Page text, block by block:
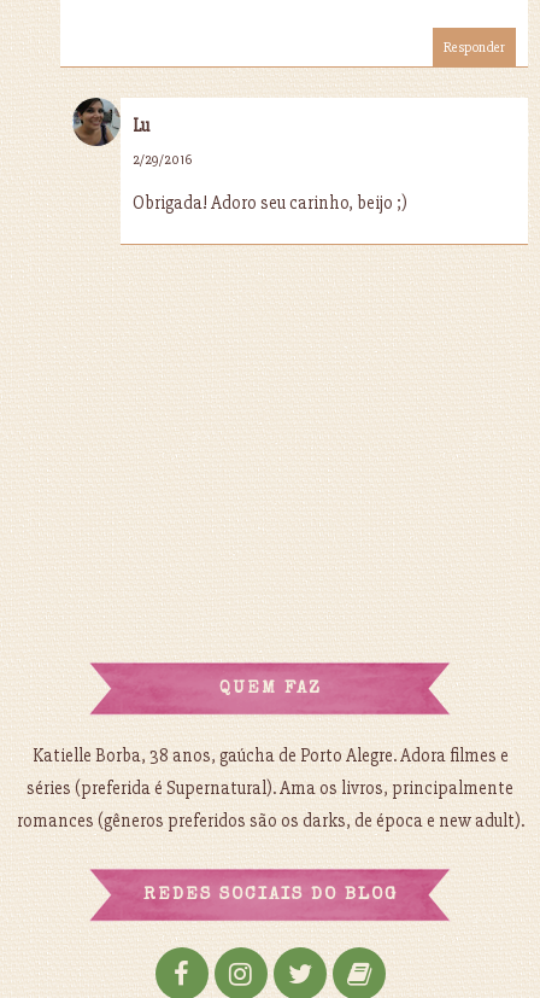
Responder
Lu
2/29/2016
Obrigada! Adoro seu carinho, beijo ;)
QUEM FAZ
Katielle Borba, 38 anos, gaúcha de Porto Alegre. Adora filmes e
séries (preferida é Supernatural). Ama os livros, principalmente
romances (gêneros preferidos são os darks, de época e new adult).
REDES SOCIAIS DO BLOG